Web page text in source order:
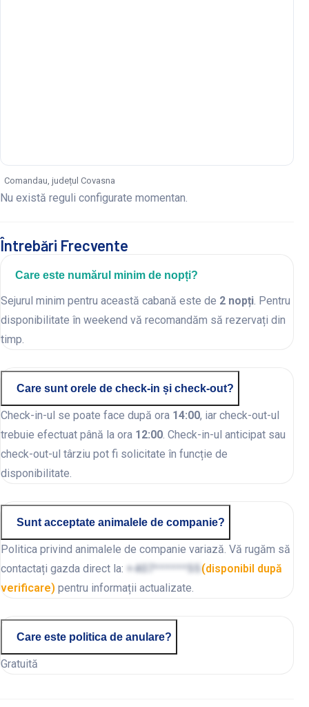
Comandau, județul Covasna
Nu există reguli configurate momentan.
Întrebări Frecvente
Care este numărul minim de nopți?
Sejurul minim pentru această cabană este de 2 nopți. Pentru
disponibilitate în weekend vă recomandăm să rezervați din
timp.
Care sunt orele de check-in și check-out?
Check-in-ul se poate face după ora 14:00, iar check-out-ul
trebuie efectuat până la ora 12:00. Check-in-ul anticipat sau
check-out-ul târziu pot fi solicitate în funcție de
disponibilitate.
Sunt acceptate animalele de companie?
Politica privind animalele de companie variază. Vă rugăm să
contactați gazda direct la: +407******55 (disponibil după
verificare) pentru informații actualizate.
Care este politica de anulare?
Gratuită